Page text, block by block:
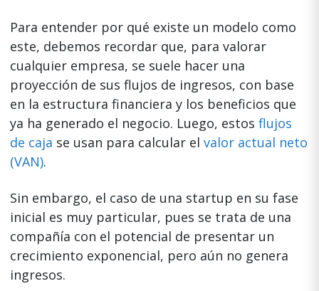
Para entender por qué existe un modelo como
este, debemos recordar que, para valorar
cualquier empresa, se suele hacer una
proyección de sus flujos de ingresos, con base
en la estructura financiera y los beneficios que
ya ha generado el negocio. Luego, estos flujos
de caja se usan para calcular el valor actual neto
(VAN).
Sin embargo, el caso de una startup en su fase
inicial es muy particular, pues se trata de una
compañía con el potencial de presentar un
crecimiento exponencial, pero aún no genera
ingresos.